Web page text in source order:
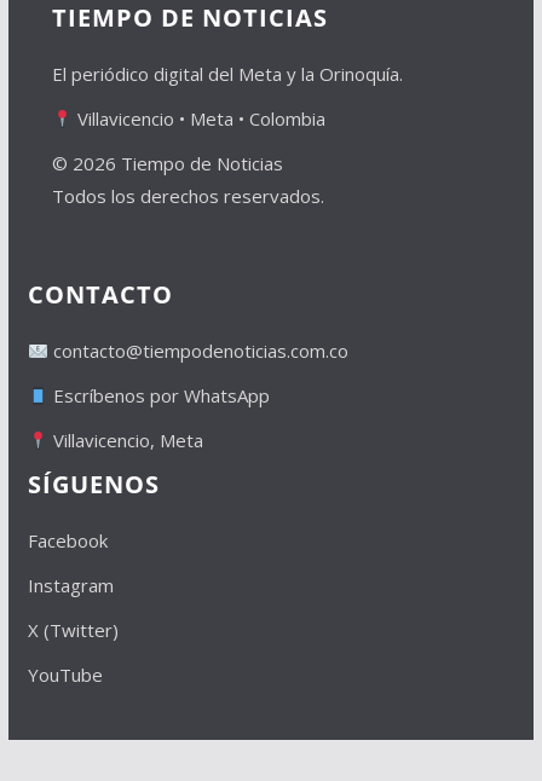
TIEMPO DE NOTICIAS
El periódico digital del Meta y la Orinoquía.
Villavicencio • Meta • Colombia
© 2026 Tiempo de Noticias
Todos los derechos reservados.
CONTACTO
contacto@tiempodenoticias.com.co
Escríbenos por WhatsApp
Villavicencio, Meta
SÍGUENOS
Facebook
Instagram
X (Twitter)
YouTube